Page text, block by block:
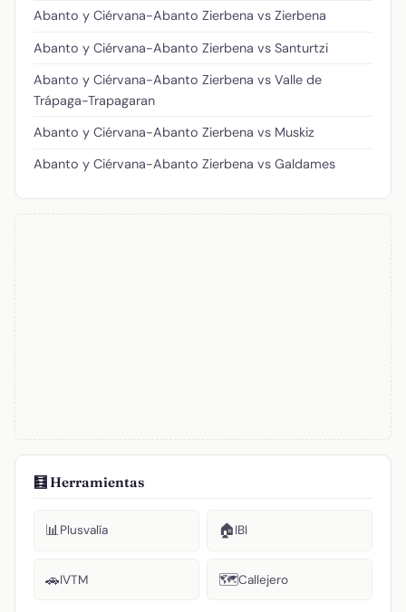
Abanto y Ciérvana-Abanto Zierbena vs Zierbena
Abanto y Ciérvana-Abanto Zierbena vs Santurtzi
Abanto y Ciérvana-Abanto Zierbena vs Valle de
Trápaga-Trapagaran
Abanto y Ciérvana-Abanto Zierbena vs Muskiz
Abanto y Ciérvana-Abanto Zierbena vs Galdames
🧮 Herramientas
📊Plusvalía 🏠IBI
🚗IVTM 🗺️Callejero